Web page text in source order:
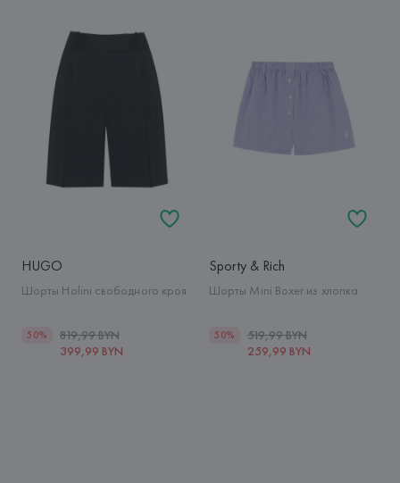
HUGO
Шорты Holini свободного кроя
50%
819,99 BYN
399,99 BYN
Sporty & Rich
Шорты Mini Boxer из хлопка
50%
519,99 BYN
259,99 BYN